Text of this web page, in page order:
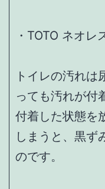
・TOTO ネオレ
トイレの汚れは
っても汚れが付
付着した状態を
しまうと、黒ず
のです。